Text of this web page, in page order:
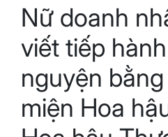
read
time
Nữ doanh
viết tiếp
nguyện
miện Hoa